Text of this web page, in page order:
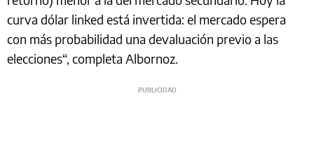
curva dólar linked está invertida: el mercado espera
con más probabilidad una devaluación previo a las
elecciones“, completa Albornoz.